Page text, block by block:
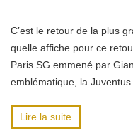
C’est le retour de la plus
quelle affiche pour ce
Paris SG emmené par
emblématique, la
Lire la suite